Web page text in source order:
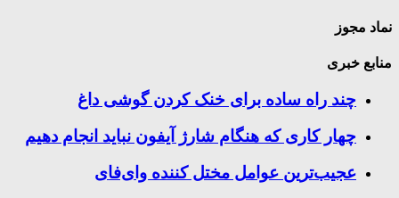
نماد مجوز
منابع خبری
چند راه‌ ساده برای خنک کردن گوشی داغ
چهار کاری که هنگام شارژ آیفون نباید انجام دهیم
عجیب‌ترین عوامل مختل کننده وای‌فای